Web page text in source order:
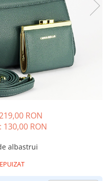
RON
130,00 RON
albastrui